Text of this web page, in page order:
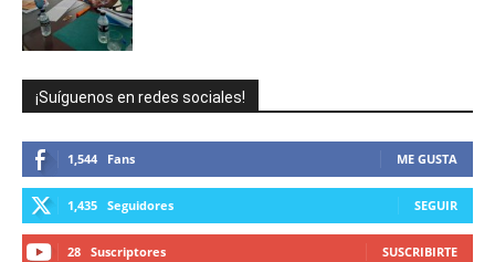
¡Suíguenos en redes sociales!
1,544 Fans ME GUSTA
1,435 Seguidores SEGUIR
28 Suscriptores SUSCRIBIRTE